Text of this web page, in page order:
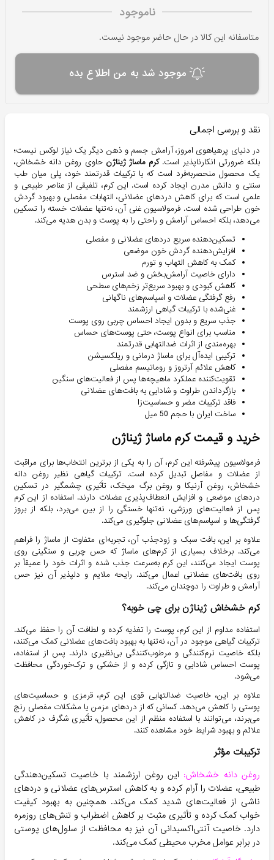
ناموجود
متاسفانه این کالا در حال حاضر موجود نیست.
موجود شد به من اطلاع بده
نقد و بررسی اجمالی
در دنیای پرهیاهوی امروز، آرامش جسم و ذهن دیگر یک نیاز لوکس نیست؛
بلکه ضرورتی انکارناپذیر است.کرم ماساژ ژیناژن حاوی روغن دانه خشخاش،
یک محصول منحصربه‌فرد است که با ترکیبات قدرتمند خود، پلی میان طب
سنتی و دانش مدرن ایجاد کرده است. این کرم، تلفیقی از عناصر طبیعی و
علمی است که برای کاهش دردهای عضلانی، التهابات مفصلی و بهبود گردش
خون طراحی شده است. فرمولاسیون غنی آن، نه‌تنها عضلات خسته را تسکین
می‌دهد، بلکه احساس آرامش و راحتی را به پوست و بدن هدیه می‌کند.
تسکین‌دهنده سریع دردهای عضلانی و مفصلی
افزایش‌دهنده گردش خون موضعی
کمک به کاهش التهاب و تورم
دارای خاصیت آرامش‌بخش و ضد استرس
کاهش کبودی و بهبود سریع‌تر زخم‌های سطحی
رفع گرفتگی عضلات و اسپاسم‌های ناگهانی
غنی‌شده با ترکیبات گیاهی ارزشمند
جذب سریع و بدون ایجاد احساس چربی روی پوست
مناسب برای انواع پوست، حتی پوست‌های حساس
بهره‌مندی از اثرات ضدالتهابی قدرتمند
ترکیبی ایده‌آل برای ماساژ درمانی و ریلکسیشن
کاهش علائم آرتروز و روماتیسم مفصلی
تقویت‌کننده عملکرد ماهیچه‌ها پس از فعالیت‌های سنگین
بازگرداندن طراوت و شادابی به بافت‌های عضلانی
فاقد ترکیبات مضر و حساسیت‌زا
ساخت ایران با حجم 50 میل
خرید و قیمت کرم ماساژ ژیناژن
فرمولاسیون پیشرفته این کرم، آن را به یکی از برترین انتخاب‌ها برای مراقبت
از عضلات و مفاصل تبدیل کرده است. ترکیبات گیاهی نظیر روغن دانه
خشخاش، روغن آرنیکا و روغن برگ میخک، تأثیری چشمگیر در تسکین
دردهای موضعی و افزایش انعطاف‌پذیری عضلات دارند. استفاده از این کرم
پس از فعالیت‌های ورزشی، نه‌تنها خستگی را از بین می‌برد، بلکه از بروز
گرفتگی‌ها و اسپاسم‌های عضلانی جلوگیری می‌کند.
علاوه بر این، بافت سبک و زودجذب آن، تجربه‌ای متفاوت از ماساژ را فراهم
می‌کند. برخلاف بسیاری از کرم‌های ماساژ که حس چربی و سنگینی روی
پوست ایجاد می‌کنند، این کرم به‌سرعت جذب شده و اثرات خود را عمیقاً بر
روی بافت‌های عضلانی اعمال می‌کند. رایحه ملایم و دلپذیر آن نیز حس
آرامش و طراوت را دوچندان می‌کند.
کرم خشخاش ژیناژن برای چی خوبه؟
استفاده مداوم از این کرم، پوست را تغذیه کرده و لطافت آن را حفظ می‌کند.
ترکیبات گیاهی موجود در آن، نه‌تنها به بهبود بافت‌های عضلانی کمک می‌کنند،
بلکه خاصیت نرم‌کنندگی و مرطوب‌کنندگی بی‌نظیری دارند. پس از استفاده،
پوست احساس شادابی و تازگی کرده و از خشکی و ترک‌خوردگی محافظت
می‌شود.
علاوه بر این، خاصیت ضدالتهابی قوی این کرم، قرمزی و حساسیت‌های
پوستی را کاهش می‌دهد. کسانی که از دردهای مزمن یا مشکلات مفصلی رنج
می‌برند، می‌توانند با استفاده منظم از این محصول، تأثیری شگرف در کاهش
علائم و بهبود شرایط خود مشاهده کنند.
ترکیبات مؤثر
روغن دانه خشخاش: این روغن ارزشمند با خاصیت تسکین‌دهندگی
طبیعی، عضلات را آرام کرده و به کاهش استرس‌های عضلانی و دردهای
ناشی از فعالیت‌های شدید کمک می‌کند. همچنین به بهبود کیفیت
خواب کمک کرده و تأثیری مثبت بر کاهش اضطراب و تنش‌های روزمره
دارد. خاصیت آنتی‌اکسیدانی آن نیز به محافظت از سلول‌های پوستی
در برابر عوامل مخرب محیطی کمک می‌کند.